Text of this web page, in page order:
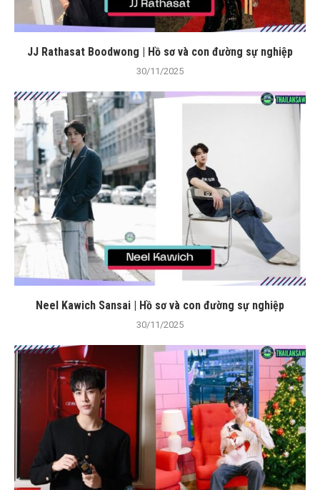
JJ Rathasat Boodwong | Hồ sơ và con đường sự nghiệp
30/11/2025
Neel Kawich Sansai | Hồ sơ và con đường sự nghiệp
30/11/2025